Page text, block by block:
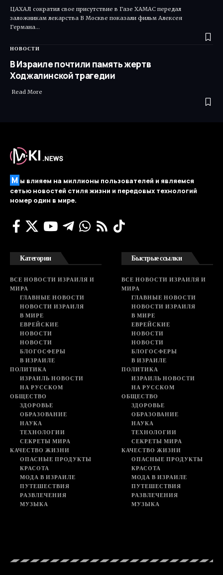
ЦАХАЛ сократил свое присутствие в Газе ХАМАС передал
заложникам лекарства В Москве показали фильм Алексея
Германа…
НОВОСТИ
В Израиле почтили память жертв
Ходжалинской трагедии
​ Read More
М ы влияем на миллионы пользователей и являемся
сетью новостей стиля жизни и передовых технологий
номер один в мире.
Категории
ВСЕ НОВОСТИ ИЗРАИЛЯ И
МИРА
ГЛАВНЫЕ НОВОСТИ
НОВОСТИ ИЗРАИЛЯ
В МИРЕ
ЕВРЕЙСКИЕ
НОВОСТИ
НОВОСТИ
БЛОГОСФЕРЫ
В ИЗРАИЛЕ
ПОЛИТИКА
ИЗРАИЛЬ НОВОСТИ
НА РУССКОМ
ОБЩЕСТВО
ЗДОРОВЬЕ
ОБРАЗОВАНИЕ
НАУКА
ТЕХНОЛОГИИ
СЕКРЕТЫ МИРА
КАЧЕСТВО ЖИЗНИ
ОПАСНЫЕ ПРОДУКТЫ
КРАСОТА
МОДА В ИЗРАИЛЕ
ПУТЕШЕСТВИЯ
РАЗВЛЕЧЕНИЯ
МУЗЫКА
Быстрые ссылки
ВСЕ НОВОСТИ ИЗРАИЛЯ И
МИРА
ГЛАВНЫЕ НОВОСТИ
НОВОСТИ ИЗРАИЛЯ
В МИРЕ
ЕВРЕЙСКИЕ
НОВОСТИ
НОВОСТИ
БЛОГОСФЕРЫ
В ИЗРАИЛЕ
ПОЛИТИКА
ИЗРАИЛЬ НОВОСТИ
НА РУССКОМ
ОБЩЕСТВО
ЗДОРОВЬЕ
ОБРАЗОВАНИЕ
НАУКА
ТЕХНОЛОГИИ
СЕКРЕТЫ МИРА
КАЧЕСТВО ЖИЗНИ
ОПАСНЫЕ ПРОДУКТЫ
КРАСОТА
МОДА В ИЗРАИЛЕ
ПУТЕШЕСТВИЯ
РАЗВЛЕЧЕНИЯ
МУЗЫКА